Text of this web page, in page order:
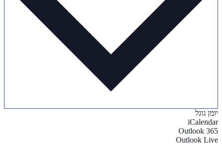
יומן גוגל
iCalendar
Outlook 365
Outlook Live